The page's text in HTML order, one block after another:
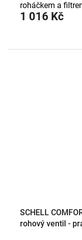
1 016 Kč
roháčkem a
SCHELL
rohový ventil -